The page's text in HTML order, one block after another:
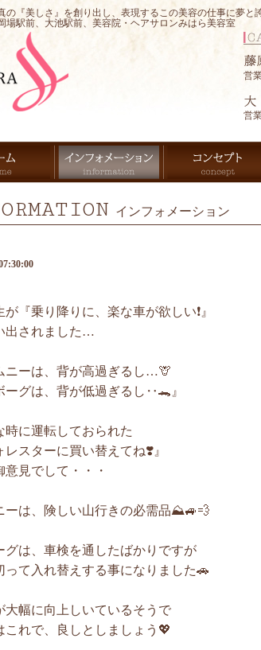
の『美しさ』を創り出し、表現するこの美容の仕事に夢と
場駅前、大池駅前、美容院・ヘアサロンみはら美容室
営
営
インフォメーション
が『乗り降りに、楽な車が欲しい❗️』
出されました…
ニーは、背が高過ぎるし…🦒
グは、背が低過ぎるし‥🐊』
時に運転しておられた
レスターに買い替えてね❣️』
意見でして・・・
ーは、険しい山行きの必需品⛰️🚙💨
グは、車検を通したばかりですが
って入れ替えする事になりました🚗
大幅に向上しいているそうで
これで、良しとしましょう💖